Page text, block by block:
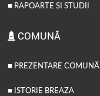
■ RAPOARTE ȘI STUDII
COMUNĂ
■ PREZENTARE COMUNĂ
■ ISTORIE BREAZA